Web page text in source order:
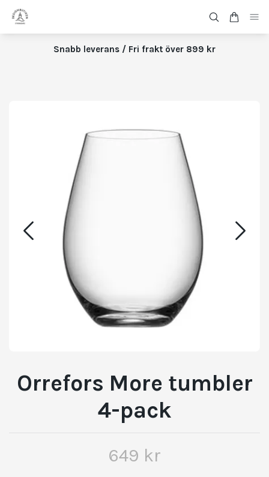
Snabb leverans / Fri frakt över 899 kr
Orrefors More tumbler
4-pack
649 kr